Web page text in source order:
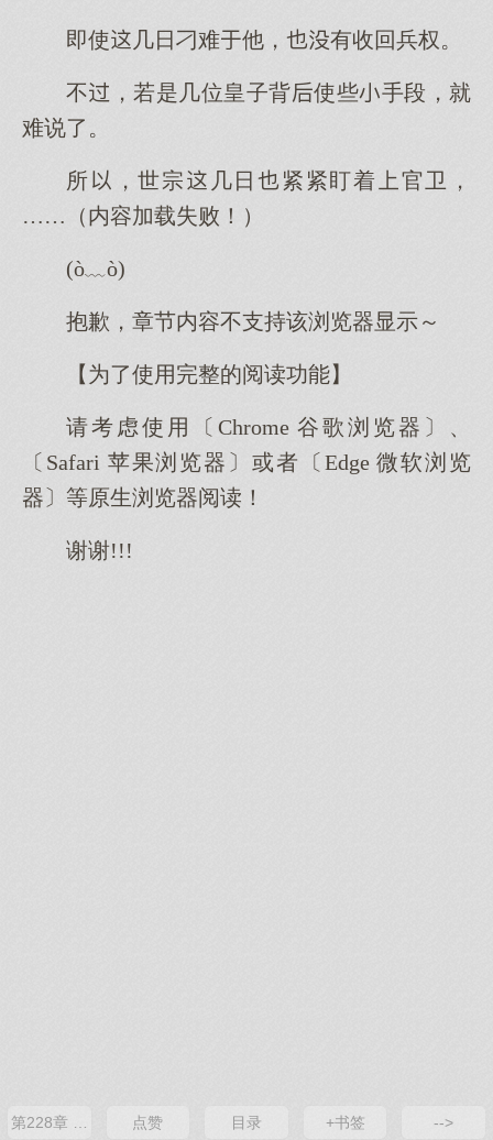
即使几日刁难他，有收回兵权。
不，若是几位皇子背使些手段，就
难说了。
所，世宗几日紧紧盯着官卫，
……（内容加载失败！）
(ò﹏ò)
抱歉，章节内容不支持该浏览器显示～
【为了使用完整的阅读功能】
请考虑使用〔Chrome 谷歌浏览器〕、
〔Safari 苹果浏览器〕或者〔Edge 微软浏览
器〕等原生浏览器阅读！
谢谢!!!
第228章 幽似邪，去领罚吧
点赞 目录 +书签 -->